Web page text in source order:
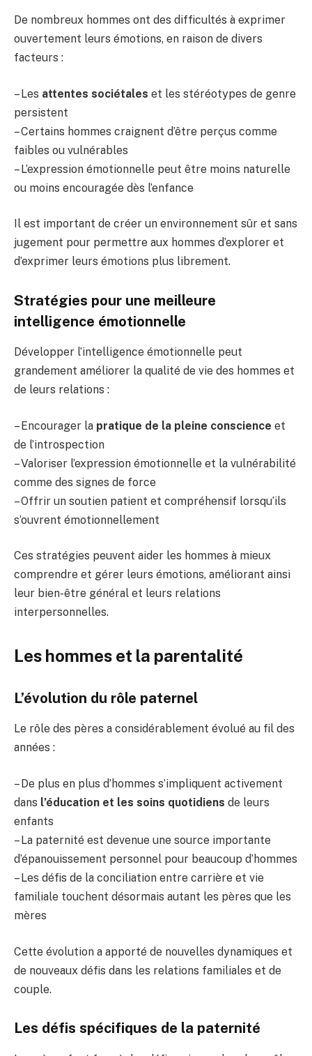
De nombreux hommes ont des difficultés à exprimer
ouvertement leurs émotions, en raison de divers
facteurs :
– Les attentes sociétales et les stéréotypes de genre
persistent
– Certains hommes craignent d’être perçus comme
faibles ou vulnérables
– L’expression émotionnelle peut être moins naturelle
ou moins encouragée dès l’enfance
Il est important de créer un environnement sûr et sans
jugement pour permettre aux hommes d’explorer et
d’exprimer leurs émotions plus librement.
Stratégies pour une meilleure
intelligence émotionnelle
Développer l’intelligence émotionnelle peut
grandement améliorer la qualité de vie des hommes et
de leurs relations :
– Encourager la pratique de la pleine conscience et
de l’introspection
– Valoriser l’expression émotionnelle et la vulnérabilité
comme des signes de force
– Offrir un soutien patient et compréhensif lorsqu’ils
s’ouvrent émotionnellement
Ces stratégies peuvent aider les hommes à mieux
comprendre et gérer leurs émotions, améliorant ainsi
leur bien-être général et leurs relations
interpersonnelles.
Les hommes et la parentalité
L’évolution du rôle paternel
Le rôle des pères a considérablement évolué au fil des
années :
– De plus en plus d’hommes s’impliquent activement
dans l’éducation et les soins quotidiens de leurs
enfants
– La paternité est devenue une source importante
d’épanouissement personnel pour beaucoup d’hommes
– Les défis de la conciliation entre carrière et vie
familiale touchent désormais autant les pères que les
mères
Cette évolution a apporté de nouvelles dynamiques et
de nouveaux défis dans les relations familiales et de
couple.
Les défis spécifiques de la paternité